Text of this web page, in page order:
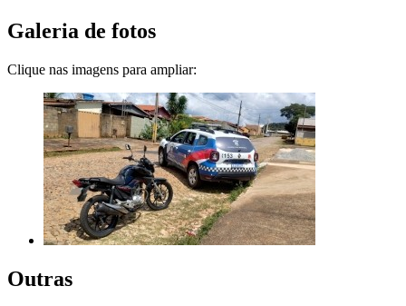
Galeria de fotos
Clique nas imagens para ampliar:
Outras